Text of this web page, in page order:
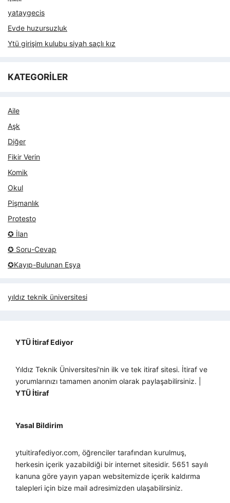
yataygecis
Evde huzursuzluk
Ytü girişim kulubu siyah saçlı kız
KATEGORİLER
Aile
Aşk
Diğer
Fikir Verin
Komik
Okul
Pişmanlık
Protesto
✪ İlan
✪ Soru-Cevap
✪Kayıp-Bulunan Eşya
yıldız teknik üniversitesi
YTÜ İtiraf Ediyor
Yıldız Teknik Üniversitesi'nin ilk ve tek itiraf sitesi. İtiraf ve
yorumlarınızı tamamen anonim olarak paylaşabilirsiniz. |
YTÜ İtiraf
Yasal Bildirim
ytuitirafediyor.com, öğrenciler tarafından kurulmuş,
herkesin içerik yazabildiği bir internet sitesidir. 5651 sayılı
kanuna göre yayın yapan websitemizde içerik kaldırma
talepleri için bize mail adresimizden ulaşabilirsiniz.